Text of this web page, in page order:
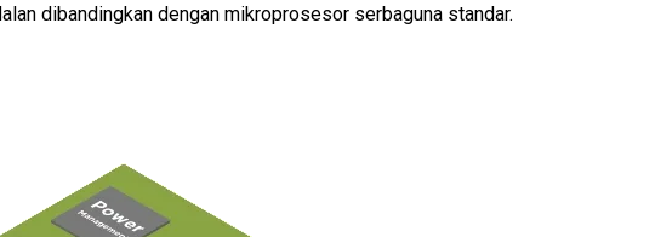
dibandingkan dengan mikroprosesor serbaguna standar.